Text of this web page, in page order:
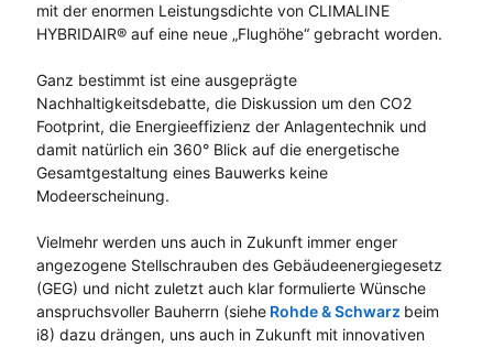
mit der enormen Leistungsdichte von CLIMALINE
HYBRIDAIR® auf eine neue „Flughöhe“ gebracht worden.
Ganz bestimmt ist eine ausgeprägte
Nachhaltigkeitsdebatte, die Diskussion um den CO2
Footprint, die Energieeffizienz der Anlagentechnik und
damit natürlich ein 360° Blick auf die energetische
Gesamtgestaltung eines Bauwerks keine
Modeerscheinung.
Vielmehr werden uns auch in Zukunft immer enger
angezogene Stellschrauben des Gebäudeenergiegesetz
(GEG) und nicht zuletzt auch klar formulierte Wünsche
anspruchsvoller Bauherrn (siehe Rohde & Schwarz beim
i8) dazu drängen, uns auch in Zukunft mit innovativen